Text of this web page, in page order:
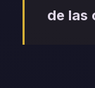
de las